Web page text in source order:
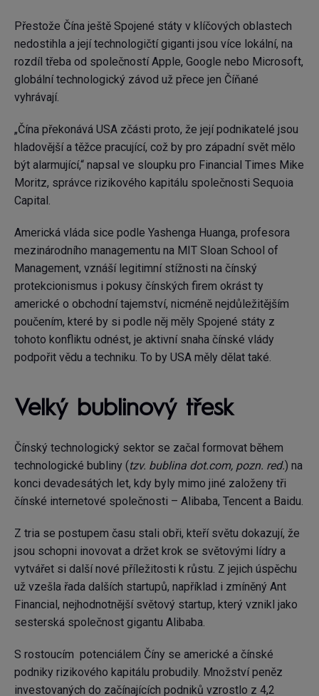
Přestože Čína ještě Spojené státy v klíčových oblastech
nedostihla a její technologičtí giganti jsou více lokální, na
rozdíl třeba od společností Apple, Google nebo Microsoft,
globální technologický závod už přece jen Číňané
vyhrávají.
„Čína překonává USA zčásti proto, že její podnikatelé jsou
hladovější a těžce pracující, což by pro západní svět mělo
být alarmující,“ napsal ve sloupku pro Financial Times Mike
Moritz, správce rizikového kapitálu společnosti Sequoia
Capital.
Americká vláda sice podle Yashenga Huanga, profesora
mezinárodního managementu na MIT Sloan School of
Management, vznáší legitimní stížnosti na čínský
protekcionismus i pokusy čínských firem okrást ty
americké o obchodní tajemství, nicméně nejdůležitějším
poučením, které by si podle něj měly Spojené státy z
tohoto konfliktu odnést, je aktivní snaha čínské vlády
podpořit vědu a techniku. To by USA měly dělat také.
Velký bublinový třesk
Čínský technologický sektor se začal formovat během
technologické bubliny (tzv. bublina dot.com, pozn. red.) na
konci devadesátých let, kdy byly mimo jiné založeny tři
čínské internetové společnosti – Alibaba, Tencent a Baidu.
Z tria se postupem času stali obři, kteří světu dokazují, že
jsou schopni inovovat a držet krok se světovými lídry a
vytvářet si další nové příležitosti k růstu. Z jejich úspěchu
už vzešla řada dalších startupů, například i zmíněný Ant
Financial, nejhodnotnější světový startup, který vznikl jako
sesterská společnost gigantu Alibaba.
S rostoucím potenciálem Číny se americké a čínské
podniky rizikového kapitálu probudily. Množství peněz
investovaných do začínajících podniků vzrostlo z 4,2